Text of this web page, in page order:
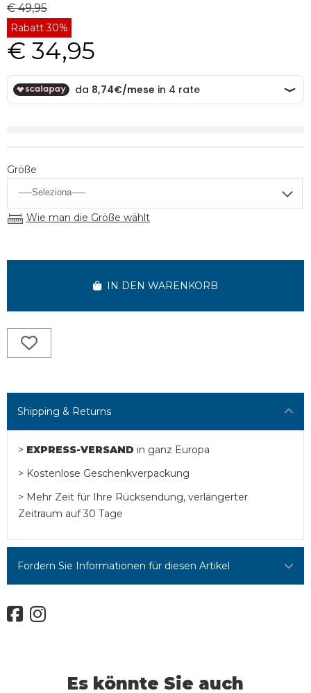
€ 49,95
Rabatt 30%
€ 34,95
Größe
Wie man die Größe wählt
IN DEN WARENKORB
Shipping & Returns
> EXPRESS-VERSAND in ganz Europa
> Kostenlose Geschenkverpackung
> Mehr Zeit für Ihre Rücksendung, verlängerter
Zeitraum auf 30 Tage
Fordern Sie Informationen für diesen Artikel
Es könnte Sie auch